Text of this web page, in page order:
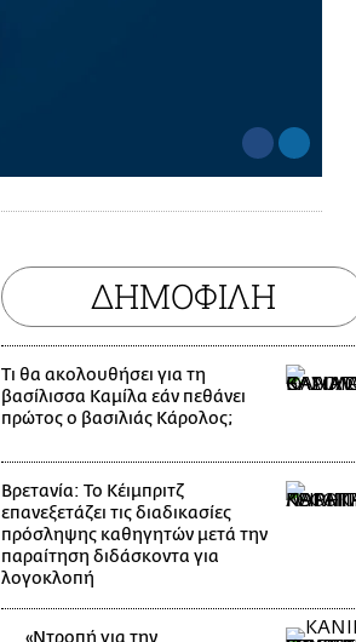
ΔΗΜΟΦΙΛΗ
Τι θα ακολουθήσει για τη
βασίλισσα Καμίλα εάν πεθάνει
πρώτος ο βασιλιάς Κάρολος;
Βρετανία: Το Κέιμπριτζ
επανεξετάζει τις διαδικασίες
πρόσληψης καθηγητών μετά την
παραίτηση διδάσκοντα για
λογοκλοπή
«Ντροπή για την